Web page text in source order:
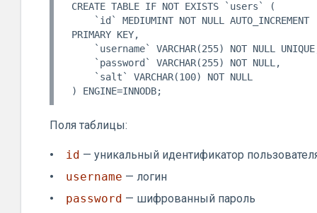
CREATE TABLE IF NOT EXISTS `users` (
PRIMARY KEY,
Поля таблицы:
id — уникальный идентификатор
username — логин
password — шифрованный пароль